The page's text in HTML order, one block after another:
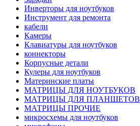
Инверторы для ноутбуков
Инструмент для ремонта
кабели
Камеры
Клавиатуры для ноутбуков
коннекторы
Корпусные детали
Кулеры для ноутбуков
Материнские платы
МАТРИЦЫ ДЛЯ НОУТБУКОВ
МАТРИЦЫ ДЛЯ ПЛАНШЕТОВ
МАТРИЦЫ ПРОЧИЕ
микросхемы для ноутбуков